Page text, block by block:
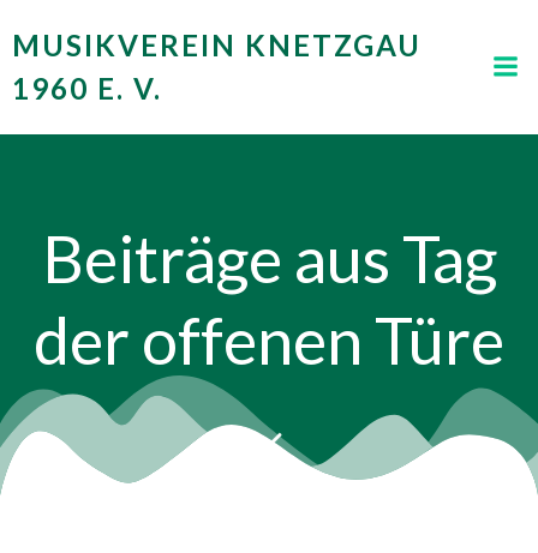
Inhalt
MUSIKVEREIN KNETZGAU
1960 E. V.
Beiträge aus Tag
der offenen Türe